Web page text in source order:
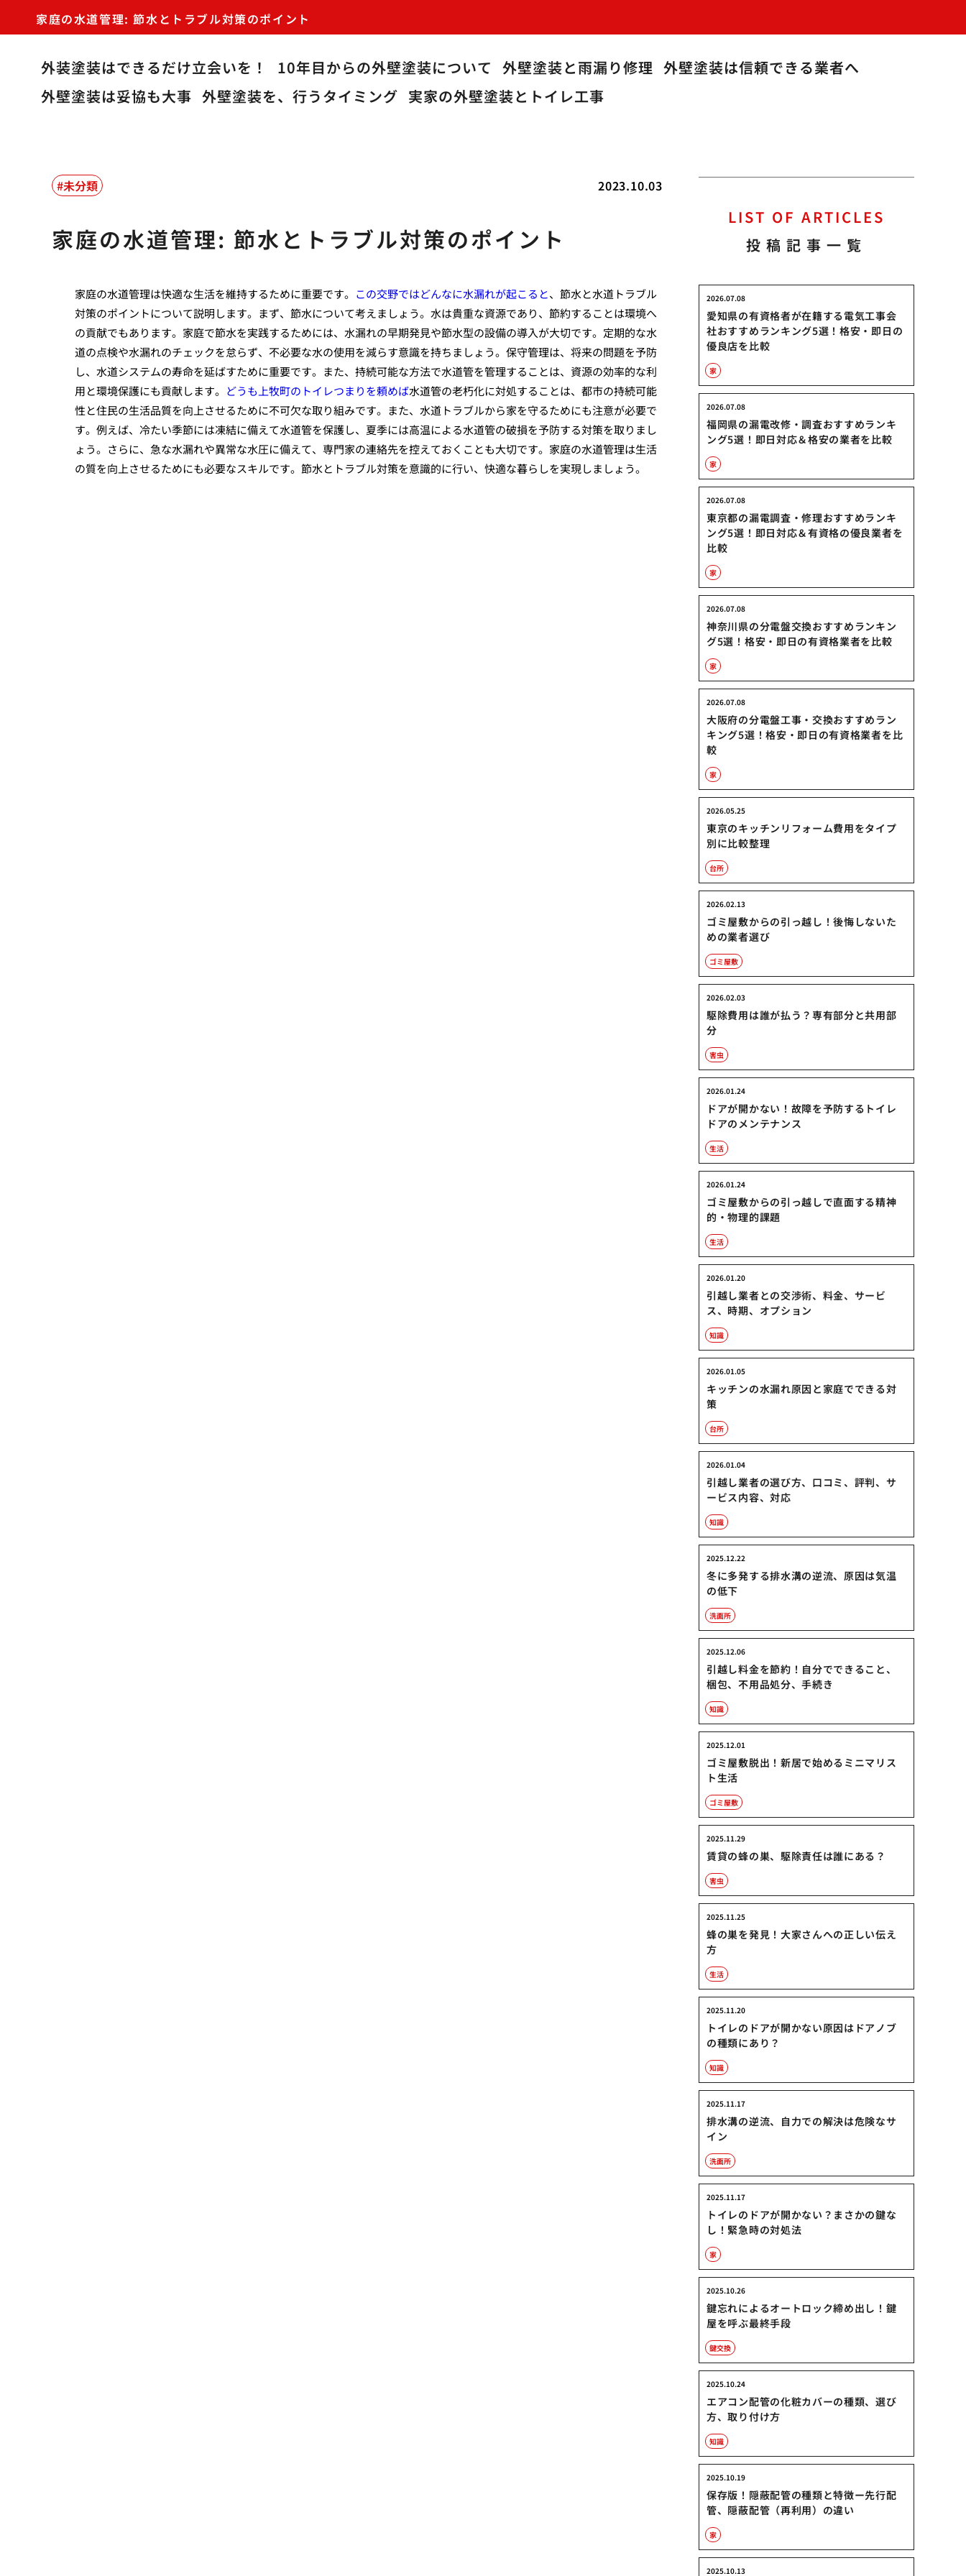
家庭の水道管理: 節水とトラブル対策のポイント
外装塗装はできるだけ立会いを！ 10年目からの外壁塗装について 外壁塗装と雨漏り修理 外壁塗装は信頼できる業者へ
外壁塗装は妥協も大事 外壁塗装を、行うタイミング 実家の外壁塗装とトイレ工事
2023.10.03
未分類
家庭の水道管理: 節水とトラブル対策のポイント
家庭の水道管理は快適な生活を維持するために重要です。 この交野ではどんなに水漏れが起こると、節水と水道トラブル
対策のポイントについて説明します。まず、節水について考えましょう。水は貴重な資源であり、節約することは環境へ
の貢献でもあります。家庭で節水を実践するためには、水漏れの早期発見や節水型の設備の導入が大切です。定期的な水
道の点検や水漏れのチェックを怠らず、不必要な水の使用を減らす意識を持ちましょう。保守管理は、将来の問題を予防
し、水道システムの寿命を延ばすために重要です。また、持続可能な方法で水道管を管理することは、資源の効率的な利
用と環境保護にも貢献します。 どうも上牧町のトイレつまりを頼めば水道管の老朽化に対処することは、都市の持続可能
性と住民の生活品質を向上させるために不可欠な取り組みです。また、水道トラブルから家を守るためにも注意が必要で
す。例えば、冷たい季節には凍結に備えて水道管を保護し、夏季には高温による水道管の破損を予防する対策を取りまし
ょう。さらに、急な水漏れや異常な水圧に備えて、専門家の連絡先を控えておくことも大切です。家庭の水道管理は生活
の質を向上させるためにも必要なスキルです。節水とトラブル対策を意識的に行い、快適な暮らしを実現しましょう。
LIST OF ARTICLES
投稿記事一覧
愛知県の有資格者が在籍する電気工事会
社おすすめランキング5選！格安・即日の
優良店を比較
2026.07.08
家
福岡県の漏電改修・調査おすすめランキ
ング5選！即日対応＆格安の業者を比較
2026.07.08
家
東京都の漏電調査・修理おすすめランキ
ング5選！即日対応＆有資格の優良業者を
比較
2026.07.08
家
神奈川県の分電盤交換おすすめランキン
グ5選！格安・即日の有資格業者を比較
2026.07.08
家
大阪府の分電盤工事・交換おすすめラン
キング5選！格安・即日の有資格業者を比
較
2026.07.08
家
東京のキッチンリフォーム費用をタイプ
別に比較整理
2026.05.25
台所
ゴミ屋敷からの引っ越し！後悔しないた
めの業者選び
2026.02.13
ゴミ屋敷
駆除費用は誰が払う？専有部分と共用部
分
2026.02.03
害虫
ドアが開かない！故障を予防するトイレ
ドアのメンテナンス
2026.01.24
生活
ゴミ屋敷からの引っ越しで直面する精神
的・物理的課題
2026.01.24
生活
引越し業者との交渉術、料金、サービ
ス、時期、オプション
2026.01.20
知識
キッチンの水漏れ原因と家庭でできる対
策
2026.01.05
台所
引越し業者の選び方、口コミ、評判、サ
ービス内容、対応
2026.01.04
知識
冬に多発する排水溝の逆流、原因は気温
の低下
2025.12.22
洗面所
引越し料金を節約！自分でできること、
梱包、不用品処分、手続き
2025.12.06
知識
ゴミ屋敷脱出！新居で始めるミニマリス
ト生活
2025.12.01
ゴミ屋敷
賃貸の蜂の巣、駆除責任は誰にある？
2025.11.29
害虫
蜂の巣を発見！大家さんへの正しい伝え
方
2025.11.25
生活
トイレのドアが開かない原因はドアノブ
の種類にあり？
2025.11.20
知識
排水溝の逆流、自力での解決は危険なサ
イン
2025.11.17
洗面所
トイレのドアが開かない？まさかの鍵な
し！緊急時の対処法
2025.11.17
家
鍵忘れによるオートロック締め出し！鍵
屋を呼ぶ最終手段
2025.10.26
鍵交換
エアコン配管の化粧カバーの種類、選び
方、取り付け方
2025.10.24
知識
保存版！隠蔽配管の種類と特徴ー先行配
管、隠蔽配管（再利用）の違い
2025.10.19
家
2025.10.13